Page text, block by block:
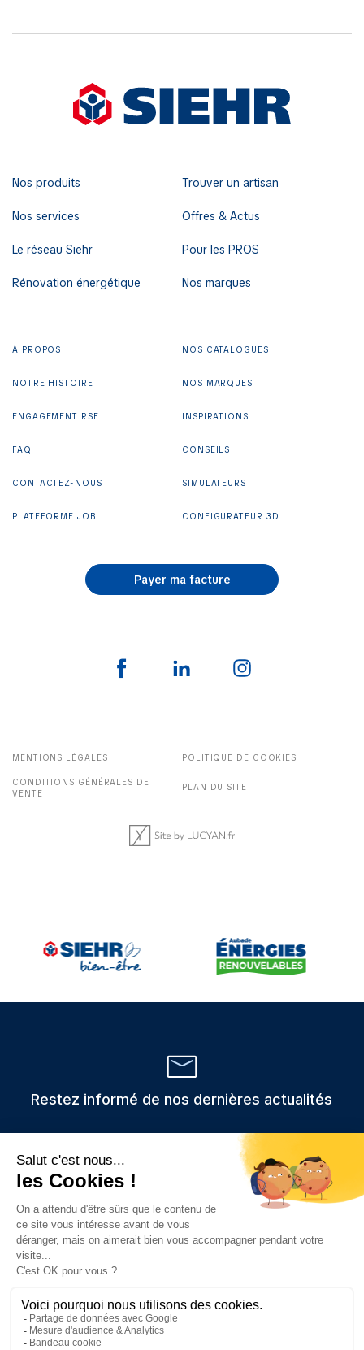
Nos produits
Nos services
Le réseau Siehr
Rénovation énergétique
Trouver un artisan
Offres & Actus
Pour les PROS
Nos marques
À PROPOS
NOTRE HISTOIRE
ENGAGEMENT RSE
FAQ
CONTACTEZ-NOUS
PLATEFORME JOB
NOS CATALOGUES
NOS MARQUES
INSPIRATIONS
CONSEILS
SIMULATEURS
CONFIGURATEUR 3D
Payer ma facture
MENTIONS LÉGALES POLITIQUE DE COOKIES
CONDITIONS GÉNÉRALES DE
VENTE
PLAN DU SITE
Restez informé de nos dernières actualités
Veuillez
laisser
ce
champ
vide.
Les informations recueillies via ce formulaire sont stockées et
utilisées uniquement pour traiter votre demande,
conformément au RGPD.